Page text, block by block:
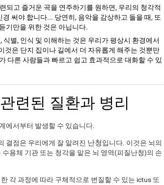
되고 즐거운 곡을 연주하기를 원하면, 우리의 청각적
써야 합니다... 당연히, 음악을 감상하고 들을 때, 또
기만을 위한 것은 아닙니다.
별, 인식 및 이해하는 것은 우리가 평상시 환경에서
것은 단지 집이나 길에서 더 자유롭게 해주는 것뿐만
다른 사람들과 빠르고 쉽고 효과적으로 대화할 수 있
련된 질환과 병리
에서부터 발생할 수 있습니다.
결점은 우리에게 잘 알려진 난청입니다. 이것은 뇌의
용체 기관 또는 청각을 맡은 뇌 영역(피질난청)의 손
각 과정에 따라 구체적으로 변질할 수 있는 ictus 또